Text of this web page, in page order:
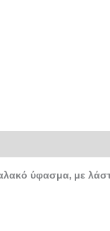
ύφασμα, με